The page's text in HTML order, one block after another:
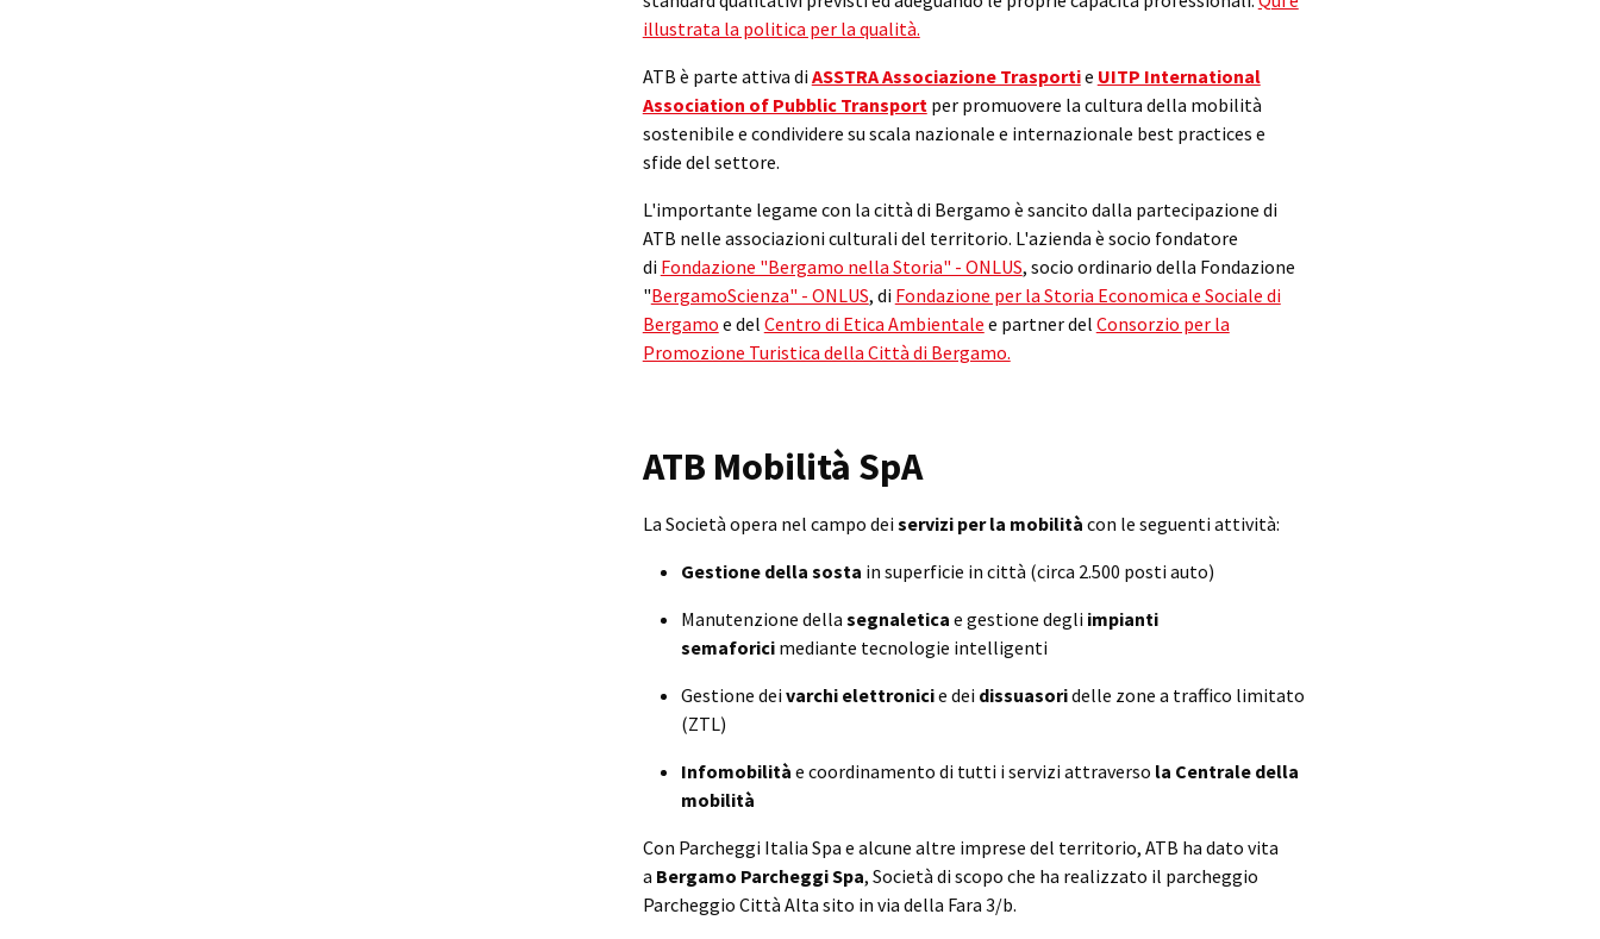
illustrata la politica per la qualità.
ATB è parte attiva di ASSTRA Associazione Trasportie UITP International
Association of Pubblic Transportper promuovere la cultura della mobilità
sostenibile e condividere su scala nazionale e internazionale best practices e
sfide del settore.
L'importante legame con la città di Bergamo è sancito dalla partecipazione di
ATB nelle associazioni culturali del territorio. L'azienda è socio fondatore
di Fondazione "Bergamo nella Storia" - ONLUS, socio ordinario della Fondazione
"BergamoScienza" - ONLUS, di Fondazione per la Storia Economica e Sociale di
Bergamo e del Centro di Etica Ambientale e partner del Consorzio per la
Promozione Turistica della Città di Bergamo.
ATB Mobilità SpA
La Società opera nel campo dei servizi per la mobilità con le seguenti attività:
Gestione della sosta in superficie in città (circa 2.500 posti auto)
Manutenzione della segnaletica e gestione degli impianti
semaforicimediante tecnologie intelligenti
Gestione dei varchi elettronicie dei dissuasoridelle zone a traffico limitato
(ZTL)
Infomobilità e coordinamento di tutti i servizi attraverso la Centrale della
mobilità
Con Parcheggi Italia Spa e alcune altre imprese del territorio, ATB ha dato vita
a Bergamo Parcheggi Spa, Società di scopo che ha realizzato il parcheggio
Parcheggio Città Alta sito in via della Fara 3/b.